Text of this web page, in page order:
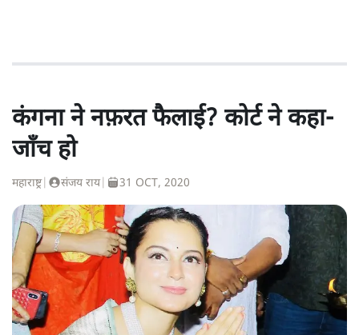
कंगना ने नफ़रत फैलाई? कोर्ट ने कहा-
जाँच हो
महाराष्ट्र| संजय राय| 31 OCT, 2020